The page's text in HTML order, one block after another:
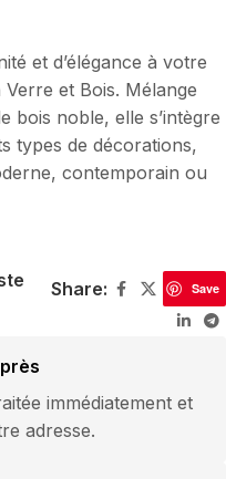
et d’élégance à votre
et Bois. Mélange
bois noble, elle s’intègre
types de décorations,
contemporain ou
Share: Save
immédiatement et
adresse.